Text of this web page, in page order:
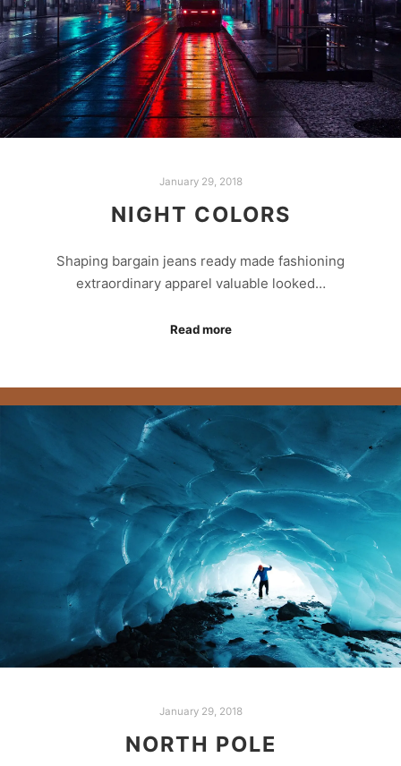
January 29, 2018
NIGHT COLORS
Shaping bargain jeans ready made fashioning
extraordinary apparel valuable looked…
Read more
January 29, 2018
NORTH POLE